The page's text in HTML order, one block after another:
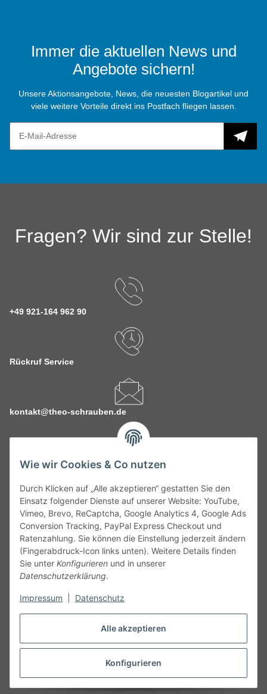
Alle akzeptieren
Konfigurieren
Wie wir Cookies & Co nutzen
Durch Klicken auf „Alle akzeptieren“ gestatten Sie den
Einsatz folgender Dienste auf unserer Website: YouTube,
Vimeo, Brevo, ReCaptcha, Google Analytics 4, Google Ads
Conversion Tracking, PayPal Express Checkout und
Ratenzahlung. Sie können die Einstellung jederzeit ändern
(Fingerabdruck-Icon links unten). Weitere Details finden
Sie unter Konfigurieren und in unserer
Datenschutzerklärung.
Impressum Datenschutz
Immer die aktuellen News und
Angebote sichern!
Unsere Aktionsangebote, News, die neuesten Blogartikel und
viele weitere Vorteile direkt ins Postfach fliegen lassen.
Fragen? Wir sind zur Stelle!
+49 921-164 962 90
Rückruf Service
kontakt@theo-schrauben.de
Service
Gesetzliche Informationen
Alle technischen Angaben ohne Gewähr. Irrtümer und fehlerhafte
Angaben vorbehalten. Wenn Sie Datenblätter oder spezielle
unseren Kundenservice. Abbildungen der Artikel können
Vertrag widerrufen